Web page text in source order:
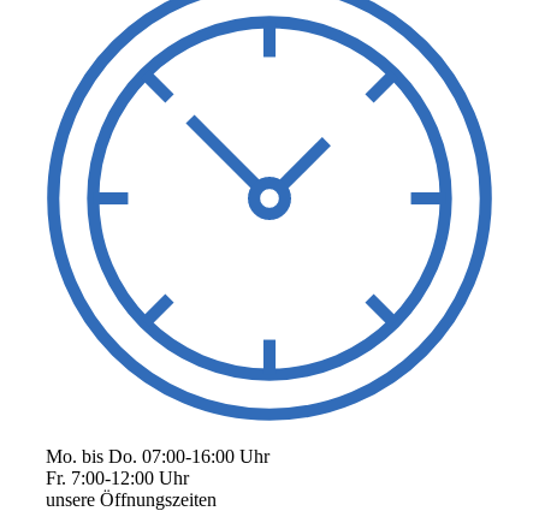
Mo. bis Do. 07:00-16:00 Uhr
Fr. 7:00-12:00 Uhr
unsere Öffnungszeiten